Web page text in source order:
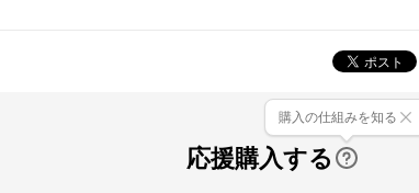
応援購入する
購入の仕組みを知る